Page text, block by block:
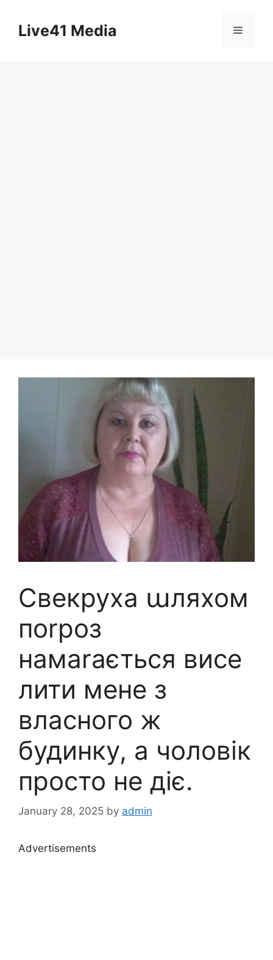
contentLive41 Media Menu
Свекруха աляхом
поrроз
намаrається висе
лити мене з
власного ж
будинку, а чоловік
просто не діє.
January 28, 2025 by admin
Advertisements